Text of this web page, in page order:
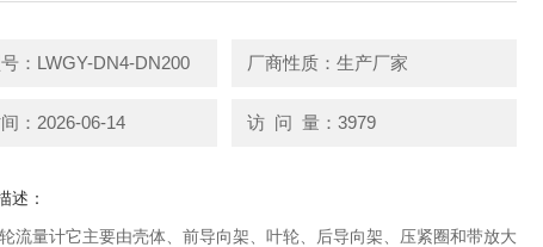
：LWGY-DN4-DN200 厂商性质：生产厂家
：2026-06-14 访 问 量：3979
述：
流量计它主要由壳体、前导向架、叶轮、后导向架、压紧圈和带放大